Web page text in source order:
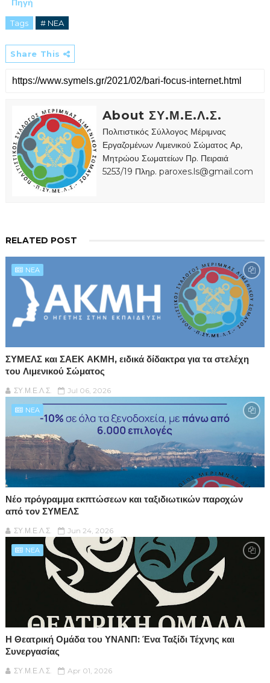
Πηγή
Tags # NEA
Share This
About ΣΥ.Μ.Ε.Λ.Σ.
Πολιτιστικός Σύλλογος Μέριμνας
Εργαζομένων Λιμενικού Σώματος Αρ,
Μητρώου Σωματείων Πρ. Πειραιά
5253/19 Πληρ. paroxes.ls@gmail.com
RELATED POST
NEA
ΣΥΜΕΛΣ και ΣΑΕΚ ΑΚΜΗ, ειδικά δίδακτρα για τα στελέχη
του Λιμενικού Σώματος
ΣΥ.Μ.Ε.Λ.Σ. Jul 06, 2026
NEA
Νέο πρόγραμμα εκπτώσεων και ταξιδιωτικών παροχών
από τον ΣΥΜΕΛΣ
ΣΥ.Μ.Ε.Λ.Σ. Jun 24, 2026
NEA
Η Θεατρική Ομάδα του ΥΝΑΝΠ: Ένα Ταξίδι Τέχνης και
Συνεργασίας
ΣΥ.Μ.Ε.Λ.Σ. Apr 01, 2026